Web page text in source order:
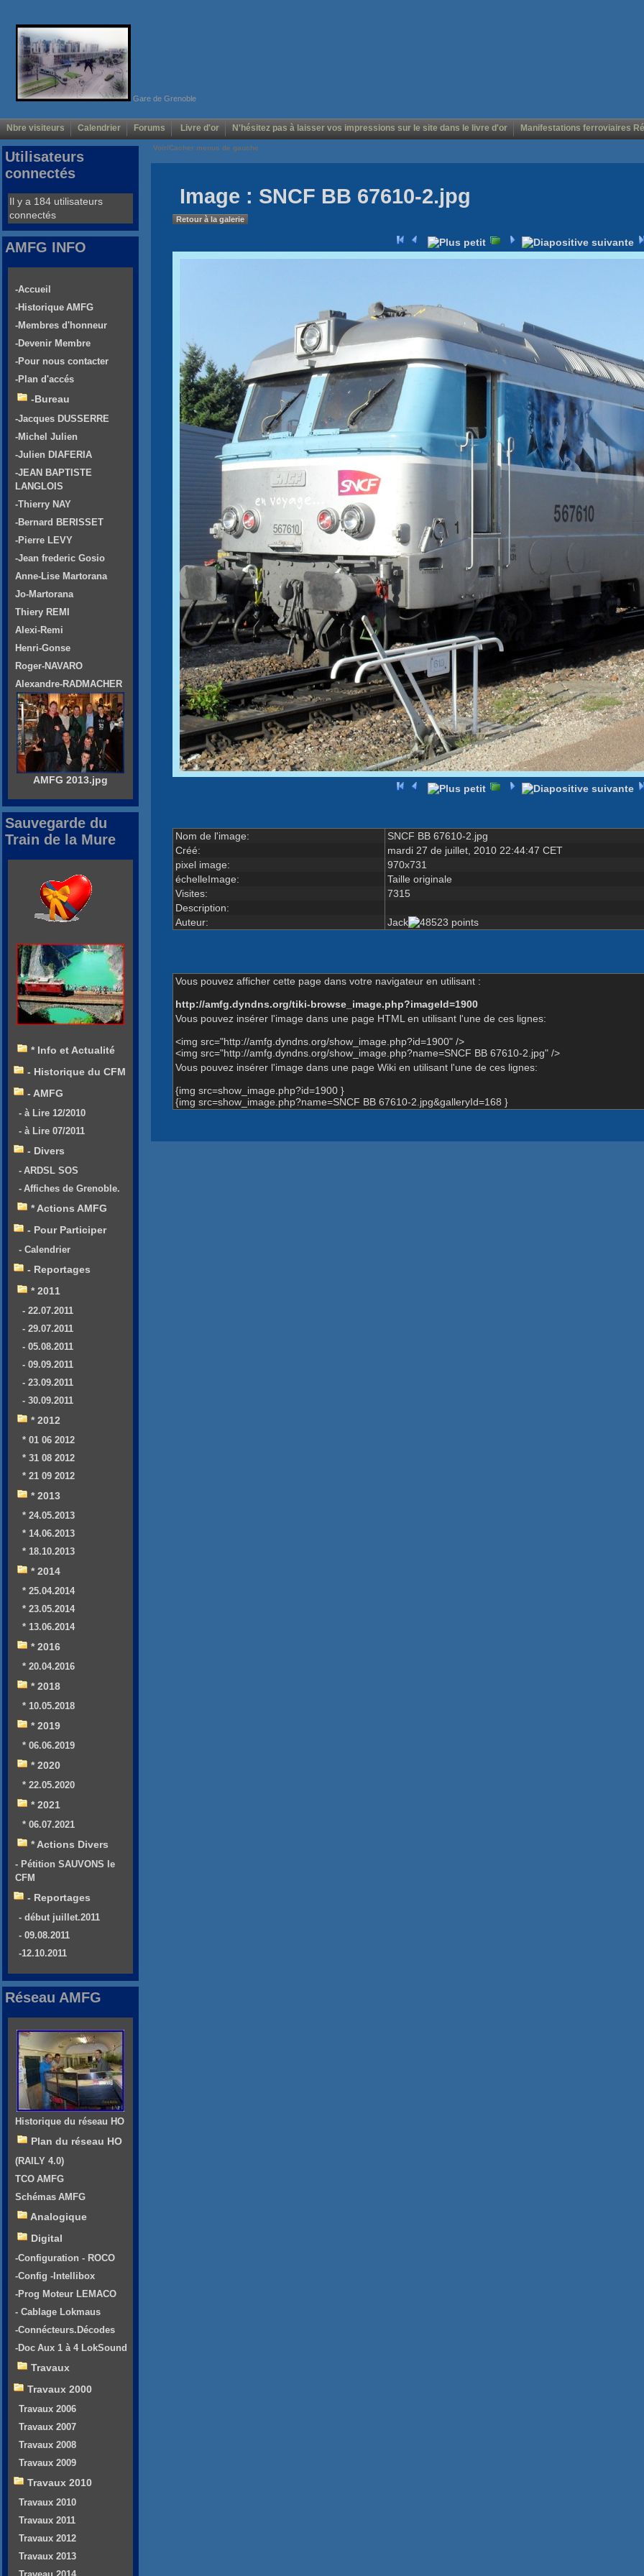
Gare de Grenoble
Nbre visiteurs Calendrier Forums Livre d'or N'hésitez pas à laisser vos impressions sur le site dans le livre d'or Manifestations ferroviaires
Voir/Cacher menus de gauche
Image : SNCF BB 67610-2.jpg
Retour à la galerie
Nom de l'image:
SNCF BB 67610-2.jpg
Créé:
mardi 27 de juillet, 2010 22:44:47 CET
pixel image:
970x731
échelleImage:
Taille originale
Visites:
7315
Description:
Auteur:
Jack
Vous pouvez afficher cette page dans votre navigateur en utilisant :
http://amfg.dyndns.org/tiki-browse_image.php?imageId=1900
Vous pouvez insérer l'image dans une page HTML en utilisant l'une de ces lignes:
<img src="http://amfg.dyndns.org/show_image.php?id=1900" />
<img src="http://amfg.dyndns.org/show_image.php?name=SNCF BB 67610-2.jpg" />
Vous pouvez insérer l'image dans une page Wiki en utilisant l'une de ces lignes:
{img src=show_image.php?id=1900 }
{img src=show_image.php?name=SNCF BB 67610-2.jpg&galleryId=168 }
Utilisateurs
connectés
Il y a 184 utilisateurs
connectés
AMFG INFO
-Accueil
-Historique AMFG
-Membres d'honneur
-Devenir Membre
-Pour nous contacter
-Plan d'accés
-Bureau
-Jacques DUSSERRE
-Michel Julien
-Julien DIAFERIA
-JEAN BAPTISTE
LANGLOIS
-Thierry NAY
-Bernard BERISSET
-Pierre LEVY
-Jean frederic Gosio
Anne-Lise Martorana
Jo-Martorana
Thiery REMI
Alexi-Remi
Henri-Gonse
Roger-NAVARO
Alexandre-RADMACHER
AMFG 2013.jpg
Sauvegarde du
Train de la Mure
* Info et Actualité
- Historique du CFM
- AMFG
- à Lire 12/2010
- à Lire 07/2011
- Divers
- ARDSL SOS
- Affiches de Grenoble.
* Actions AMFG
- Pour Participer
- Calendrier
- Reportages
* 2011
- 22.07.2011
- 29.07.2011
- 05.08.2011
- 09.09.2011
- 23.09.2011
- 30.09.2011
* 2012
* 01 06 2012
* 31 08 2012
* 21 09 2012
* 2013
* 24.05.2013
* 14.06.2013
* 18.10.2013
* 2014
* 25.04.2014
* 23.05.2014
* 13.06.2014
* 2016
* 20.04.2016
* 2018
* 10.05.2018
* 2019
* 06.06.2019
* 2020
* 22.05.2020
* 2021
* 06.07.2021
* Actions Divers
- Pétition SAUVONS le
CFM
- Reportages
- début juillet.2011
- 09.08.2011
-12.10.2011
Réseau AMFG
Historique du réseau HO
Plan du réseau HO
(RAILY 4.0)
TCO AMFG
Schémas AMFG
Analogique
Digital
-Configuration - ROCO
-Config -Intellibox
-Prog Moteur LEMACO
- Cablage Lokmaus
-Connécteurs.Décodes
-Doc Aux 1 à 4 LokSound
Travaux
Travaux 2000
Travaux 2006
Travaux 2007
Travaux 2008
Travaux 2009
Travaux 2010
Travaux 2010
Travaux 2011
Travaux 2012
Travaux 2013